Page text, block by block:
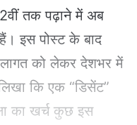
तक पढ़ाने में अब
इस पोस्ट के बाद
लागत को लेकर देशभर में
कि एक “डिसेंट”
का खर्च कुछ इस